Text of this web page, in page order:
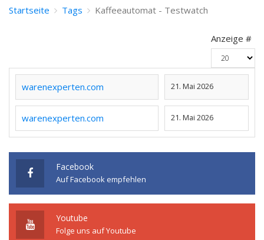
Startseite Tags Kaffeeautomat - Testwatch
Anzeige #
warenexperten.com 21. Mai 2026
warenexperten.com 21. Mai 2026
Facebook
Auf Facebook empfehlen
Youtube
Folge uns auf Youtube